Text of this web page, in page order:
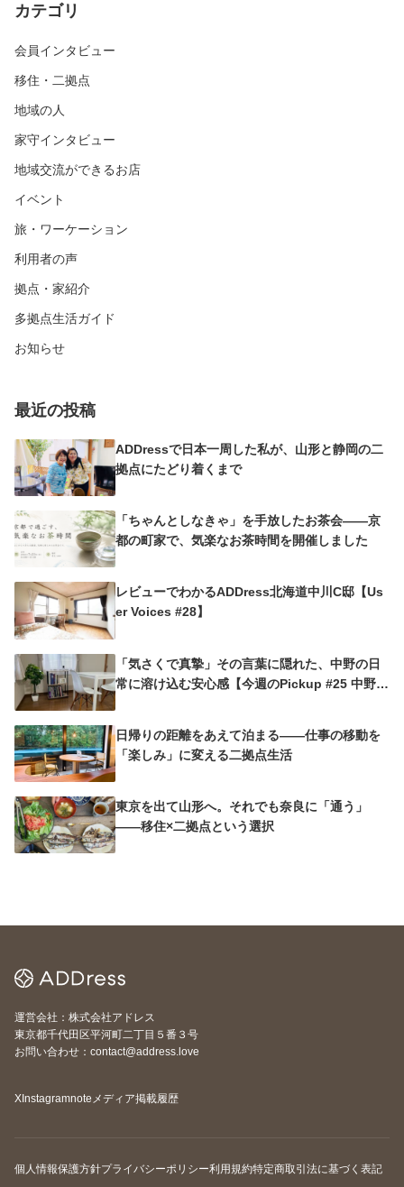
カテゴリ
会員インタビュー
移住・二拠点
地域の人
家守インタビュー
地域交流ができるお店
イベント
旅・ワーケーション
利用者の声
拠点・家紹介
多拠点生活ガイド
お知らせ
最近の投稿
ADDressで日本一周した私が、山形と静岡の二
拠点にたどり着くまで
「ちゃんとしなきゃ」を手放したお茶会——京
都の町家で、気楽なお茶時間を開催しました
レビューでわかるADDress北海道中川C邸【Us
er Voices #28】
「気さくで真摯」その言葉に隠れた、中野の日
常に溶け込む安心感【今週のPickup #25 中野沼
日帰りの距離をあえて泊まる——仕事の移動を
「楽しみ」に変える二拠点生活
東京を出て山形へ。それでも奈良に「通う」
——移住×二拠点という選択
運営会社：株式会社アドレス
東京都千代田区平河町二丁目５番３号
お問い合わせ：contact@address.love
XInstagramnote メディア掲載履歴
個人情報保護方針プライバシーポリシー利用規約特定商取引法に基づく表記